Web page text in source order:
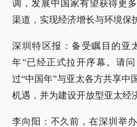
调，发展中国家有望获得更
渠道，实现经济增长与环境保
深圳特区报：备受瞩目的亚
年”已经正式拉开序幕。请
过“中国年”与亚太各方共享中
机遇，并为建设开放型亚太经
李向阳：不久前，在深圳举